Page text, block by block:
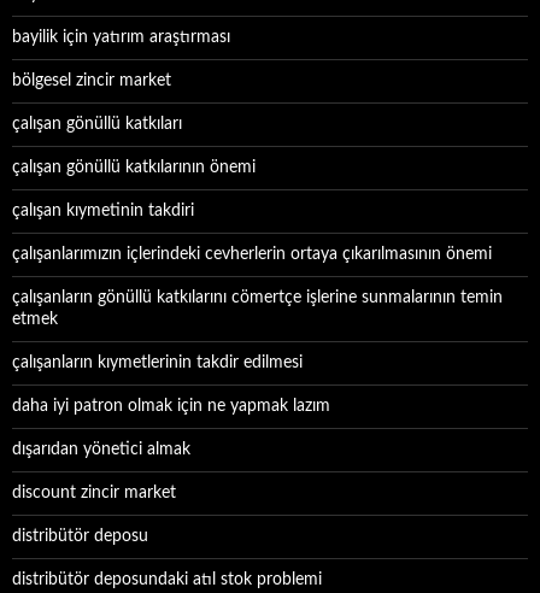
bayilik için yatırım araştırması
bölgesel zincir market
çalışan gönüllü katkıları
çalışan gönüllü katkılarının önemi
çalışan kıymetinin takdiri
çalışanlarımızın içlerindeki cevherlerin ortaya çıkarılmasının önemi
çalışanların gönüllü katkılarını cömertçe işlerine sunmalarının temin
etmek
çalışanların kıymetlerinin takdir edilmesi
daha iyi patron olmak için ne yapmak lazım
dışarıdan yönetici almak
discount zincir market
distribütör deposu
distribütör deposundaki atıl stok problemi